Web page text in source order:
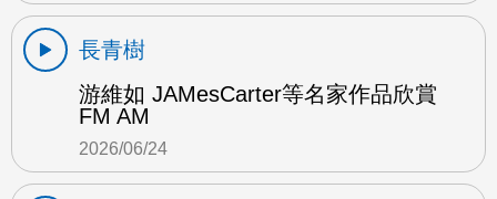
長青樹
游維如 JAMesCarter等名家作品欣賞
FM AM
2026/06/24